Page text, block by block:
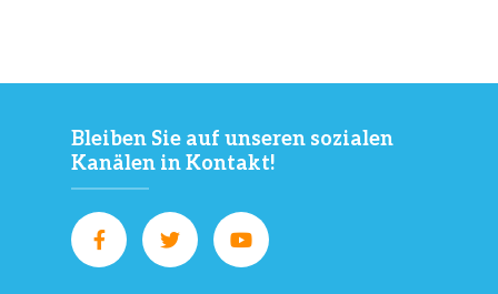
Bleiben Sie auf unseren sozialen
Kanälen in Kontakt!